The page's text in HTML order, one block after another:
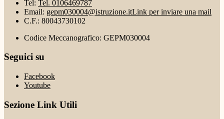
Tel: Tel. 0106469787
Email: gepm030004@istruzione.itLink per inviare una mail
C.F.: 80043730102
Codice Meccanografico: GEPM030004
Seguici su
Facebook
Youtube
Sezione Link Utili